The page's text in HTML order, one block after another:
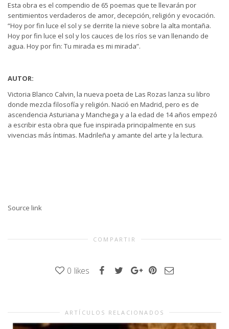
Esta obra es el compendio de 65 poemas que te llevarán por
sentimientos verdaderos de amor, decepción, religión y evocación.
“Hoy por fin luce el sol y se derrite la nieve sobre la alta montaña.
Hoy por fin luce el sol y los cauces de los ríos se van llenando de
agua. Hoy por fin: Tu mirada es mi mirada”.
AUTOR:
Victoria Blanco Calvin, la nueva poeta de Las Rozas lanza su libro
donde mezcla filosofía y religión. Nació en Madrid, pero es de
ascendencia Asturiana y Manchega y a la edad de 14 años empezó
a escribir esta obra que fue inspirada principalmente en sus
vivencias más íntimas. Madrileña y amante del arte y la lectura.
Source link
COMPARTIR
0 likes
ARTÍCULOS RELACIONADOS